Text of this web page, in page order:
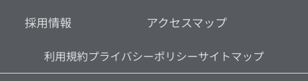
採用情報
アクセスマップ
利用規約プライバシーポリシーサイトマップ